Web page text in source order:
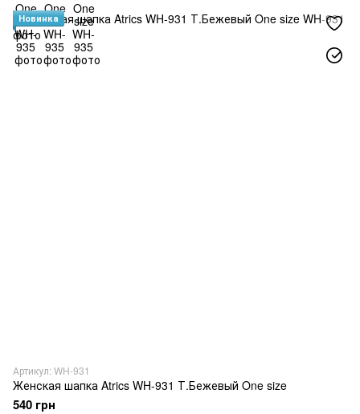
Новинка
Артикул: WH-931
Женская шапка Atrics WH-931 Т.Бежевый One size
540 грн